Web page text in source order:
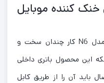
خنک کننده موبایل
استفاده از خنک کننده موبایل مدل N6 کار چندان سخت و
این محصول باتری داخلی
باید آن را از طریق کابل